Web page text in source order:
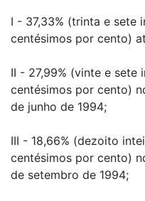
I - 37,33% (trinta e sete
centésimos por cento)
II - 27,99% (vinte e sete
centésimos por cento)
de junho de 1994;
III - 18,66% (dezoito
centésimos por cento)
de setembro de 1994;